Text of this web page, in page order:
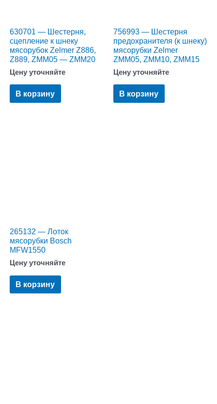
630701 — Шестерня,
сцепление к шнеку
мясорубок Zelmer Z886,
Z889, ZMM05 — ZMM20
Цену уточняйте
В корзину
756993 — Шестерня
предохранителя (к шнеку)
мясорубки Zelmer
ZMM05, ZMM10, ZMM15
Цену уточняйте
В корзину
265132 — Лоток
мясорубки Bosch
MFW1550
Цену уточняйте
В корзину